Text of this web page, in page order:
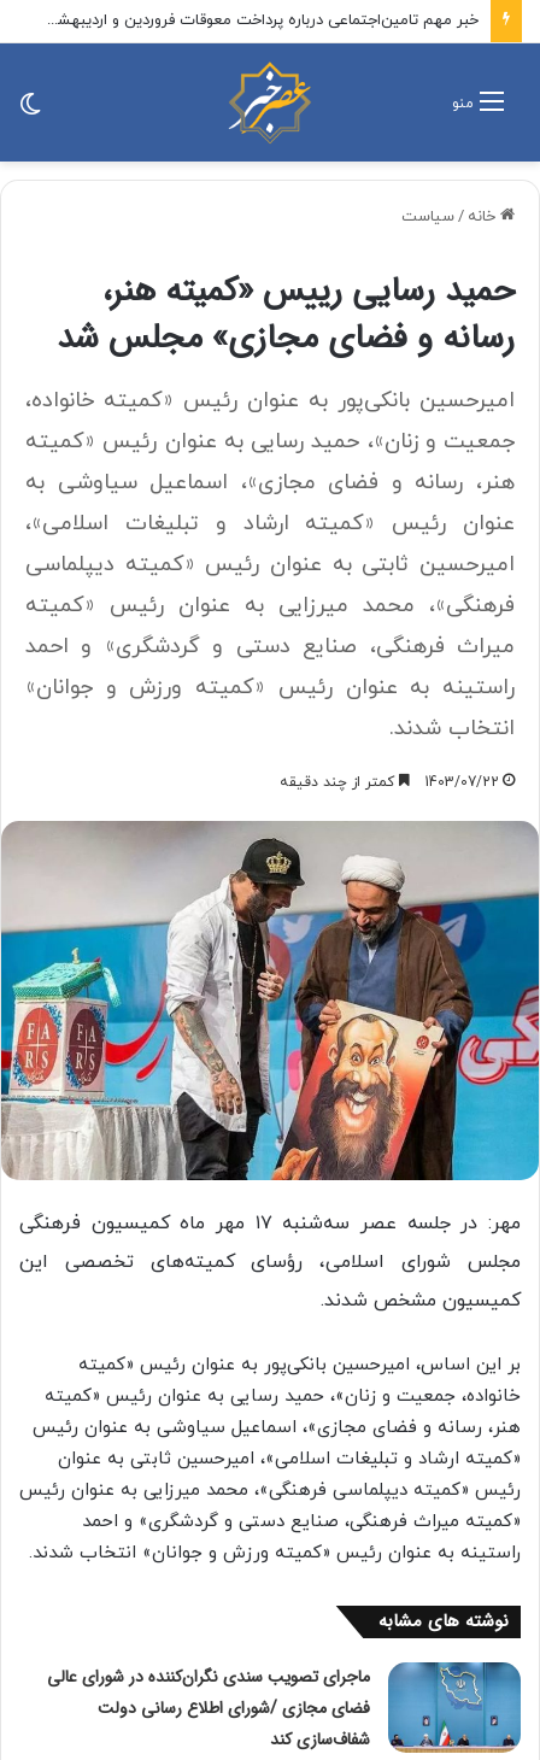
خبر مهم تامین‌اجتماعی درباره پرداخت معوقات فروردین و اردیبهشت بازنشستگان/ معوقات بازنشستگان بالاخره چه زمانی پرداخت می‌شود؟
منو
خانه /سیاست
حمید رسایی رییس «کمیته هنر،
رسانه و فضای مجازی» مجلس شد
امیرحسین بانکی‌پور به عنوان رئیس «کمیته خانواده،
جمعیت و زنان»، حمید رسایی به عنوان رئیس «کمیته
هنر، رسانه و فضای مجازی»، اسماعیل سیاوشی به
عنوان رئیس «کمیته ارشاد و تبلیغات اسلامی»،
امیرحسین ثابتی به عنوان رئیس «کمیته دیپلماسی
فرهنگی»، محمد میرزایی به عنوان رئیس «کمیته
میراث فرهنگی، صنایع دستی و گردشگری» و احمد
راستینه به عنوان رئیس «کمیته ورزش و جوانان»
انتخاب شدند.
1403/07/22 کمتر از چند دقیقه
مهر: در جلسه عصر سه‌شنبه ۱۷ مهر ماه کمیسیون فرهنگی
مجلس شورای اسلامی، رؤسای کمیته‌های تخصصی این
کمیسیون مشخص شدند.
بر این اساس، امیرحسین بانکی‌پور به عنوان رئیس «کمیته
خانواده، جمعیت و زنان»، حمید رسایی به عنوان رئیس «کمیته
هنر، رسانه و فضای مجازی»، اسماعیل سیاوشی به عنوان رئیس
«کمیته ارشاد و تبلیغات اسلامی»، امیرحسین ثابتی به عنوان
رئیس «کمیته دیپلماسی فرهنگی»، محمد میرزایی به عنوان رئیس
«کمیته میراث فرهنگی، صنایع دستی و گردشگری» و احمد
راستینه به عنوان رئیس «کمیته ورزش و جوانان» انتخاب شدند.
نوشته های مشابه
ماجرای تصویب سندی نگران‌کننده در شورای عالی
فضای مجازی /شورای اطلاع رسانی دولت
شفاف‌سازی کند